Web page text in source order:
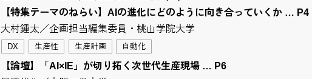
【特集テーマのねらい】AIの進化にどのように向き合っていくか … P4
大村鍾太／企画担当編集委員・桃山学院大学
DX 生産性 生産計画 自動化
【論壇】「AI×IE」が切り拓く次世代生産現場 … P6